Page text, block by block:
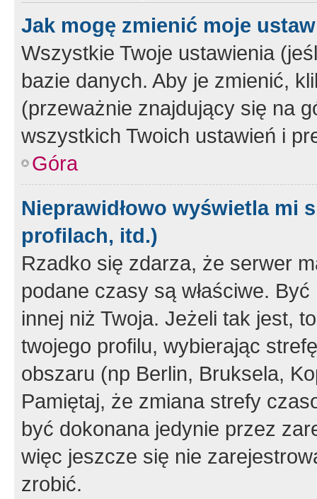
Jak mogę zmienić moje
Wszystkie Twoje ustawienia
bazie danych. Aby je zmienić,
(przeważnie znajdujący się na
wszystkich Twoich ustawień i
Góra
Nieprawidłowo wyświetla mi
profilach, itd.)
Rzadko się zdarza, że serwer
podane czasy są właściwe.
innej niż Twoja. Jeżeli tak jest,
twojego profilu, wybierając
obszaru (np Berlin, Bruksela,
Pamiętaj, że zmiana strefy
być dokonana jedynie przez
więc jeszcze się nie
zrobić.